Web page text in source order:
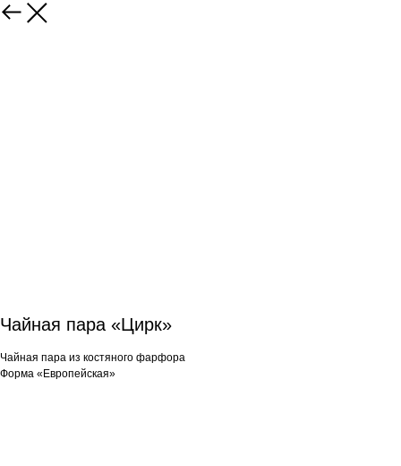
Чайная пара «Цирк»
Чайная пара из костяного фарфора
Форма «Европейская»